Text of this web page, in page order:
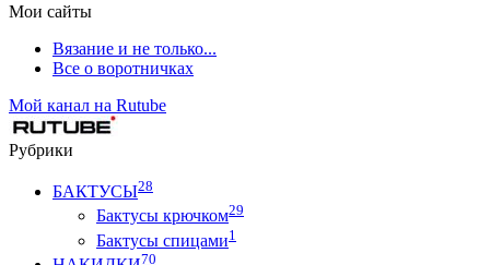
Мои сайты
Вязание и не только...
Все о воротничках
Мой канал на Rutube
Рубрики
БАКТУСЫ28
Бактусы крючком29
Бактусы спицами1
70